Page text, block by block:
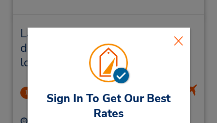
Sign In To Get Our Best
Rates
Langenhagen Succursales près
de chez vous et succursales de
location de véhicule
1 Hannover Airport
2.85 mille